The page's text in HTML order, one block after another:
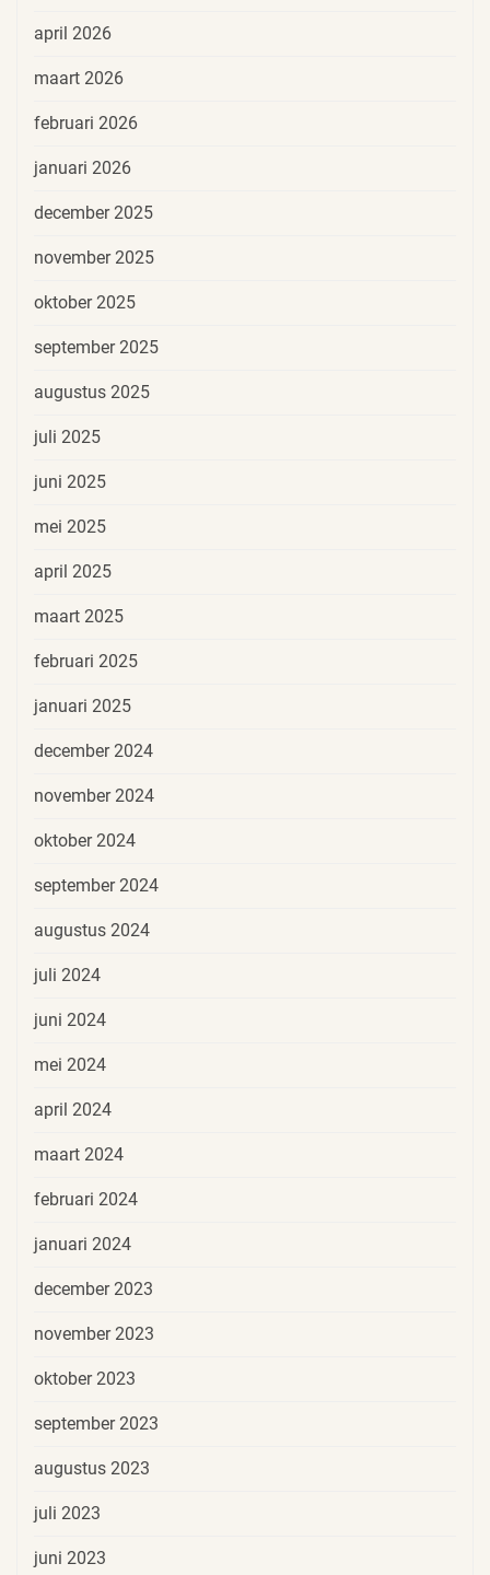
april 2026
maart 2026
februari 2026
januari 2026
december 2025
november 2025
oktober 2025
september 2025
augustus 2025
juli 2025
juni 2025
mei 2025
april 2025
maart 2025
februari 2025
januari 2025
december 2024
november 2024
oktober 2024
september 2024
augustus 2024
juli 2024
juni 2024
mei 2024
april 2024
maart 2024
februari 2024
januari 2024
december 2023
november 2023
oktober 2023
september 2023
augustus 2023
juli 2023
juni 2023